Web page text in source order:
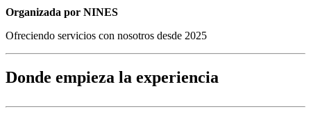
Organizada por NINES
Ofreciendo servicios con nosotros desde 2025
Donde empieza la experiencia